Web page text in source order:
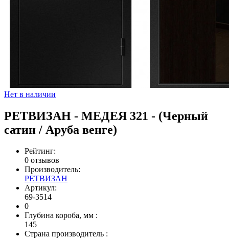
Нет в наличии
РЕТВИЗАН - МЕДЕЯ 321 - (Черный
сатин / Аруба венге)
Рейтинг:
0 отзывов
Производитель:
РЕТВИЗАН
Артикул:
69-3514
0
Глубина короба, мм :
145
Страна производитель :